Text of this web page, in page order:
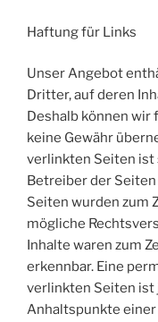
Haftung für Links
Unser Angebot
Dritter, auf deren
Deshalb können wir
keine Gewähr
verlinkten Seiten
Betreiber der
Seiten wurden zum
mögliche
Inhalte waren zum
erkennbar. Eine
verlinkten Seiten ist
Anhaltspunkte